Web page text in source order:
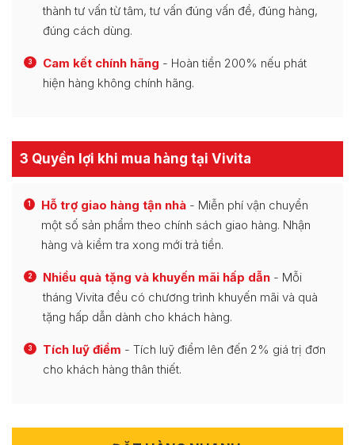
thành tư vấn từ tâm, tư vấn đúng vấn đề, đúng hàng,
đúng cách dùng.
3 Cam kết chính hãng - Hoàn tiền 200% nếu phát
hiện hàng không chính hãng.
3 Quyền lợi khi mua hàng tại Vivita
1 Hỗ trợ giao hàng tận nhà - Miễn phí vận chuyển
một số sản phẩm theo chính sách giao hàng. Nhận
hàng và kiểm tra xong mới trả tiền.
2 Nhiều quà tặng và khuyến mãi hấp dẫn - Mỗi
tháng Vivita đều có chương trình khuyến mãi và quà
tặng hấp dẫn dành cho khách hàng.
3 Tích luỹ điểm - Tích luỹ điểm lên đến 2% giá trị đơn
cho khách hàng thân thiết.